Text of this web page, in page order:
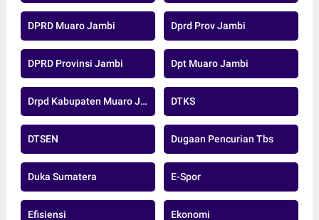
DPRD Muaro Jambi Dprd Prov Jambi
DPRD Provinsi Jambi Dpt Muaro Jambi
Drpd Kabupaten Muaro Jambi DTKS
DTSEN Dugaan Pencurian Tbs
Duka Sumatera E-Spor
Efisiensi Ekonomi